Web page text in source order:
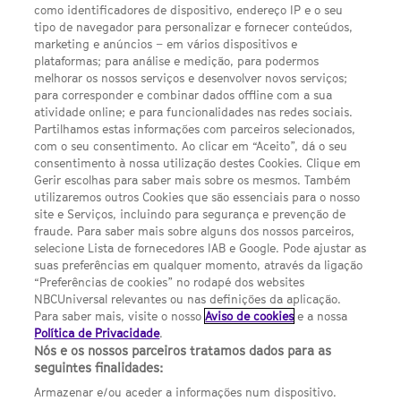
TWITTER
LINKS ÚTEIS
Escolhas de Anúncios
Política de privacidade
Termos E Condições
FILMES
UMA DIVISÃO DA NBCUNIVERSAL
Contact us by email: contact.SYFYPortugal@ncbuni.com
NBC Universal Global Networks España S.L.U. is wholly owned
by Universal Studios International BV
como identificadores de dispositivo, endereço IP e o seu
tipo de navegador para personalizar e fornecer conteúdos,
marketing e anúncios – em vários dispositivos e
plataformas; para análise e medição, para podermos
melhorar os nossos serviços e desenvolver novos serviços;
para corresponder e combinar dados offline com a sua
atividade online; e para funcionalidades nas redes sociais.
Partilhamos estas informações com parceiros selecionados,
com o seu consentimento. Ao clicar em “Aceito”, dá o seu
consentimento à nossa utilização destes Cookies. Clique em
Gerir escolhas para saber mais sobre os mesmos. Também
utilizaremos outros Cookies que são essenciais para o nosso
site e Serviços, incluindo para segurança e prevenção de
fraude. Para saber mais sobre alguns dos nossos parceiros,
selecione Lista de fornecedores IAB e Google. Pode ajustar as
suas preferências em qualquer momento, através da ligação
“Preferências de cookies” no rodapé dos websites
NBCUniversal relevantes ou nas definições da aplicação.
Para saber mais, visite o nossoAviso de cookies e a nossa
Política de Privacidade.
Nós e os nossos parceiros tratamos dados para as
seguintes finalidades:
Armazenar e/ou aceder a informações num dispositivo.